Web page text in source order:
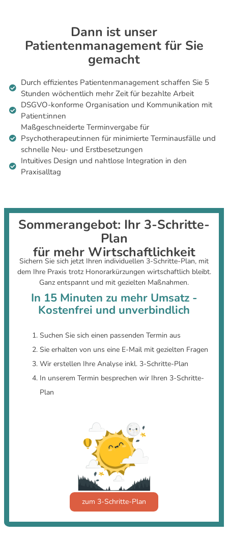
Dann ist unser
Patientenmanagement für Sie
gemacht
Durch effizientes Patientenmanagement schaffen Sie 5
Stunden wöchentlich mehr Zeit für bezahlte Arbeit
DSGVO-konforme Organisation und Kommunikation mit
Patient:innen
Maßgeschneiderte Terminvergabe für
Psychotherapeut:innen für minimierte Terminausfälle und
schnelle Neu- und Erstbesetzungen
Intuitives Design und nahtlose Integration in den
Praxisalltag
Sommerangebot: Ihr 3-Schritte-
Plan
für mehr Wirtschaftlichkeit
Sichern Sie sich jetzt Ihren individuellen 3-Schritte-Plan, mit
dem Ihre Praxis trotz Honorarkürzungen wirtschaftlich bleibt.
Ganz entspannt und mit gezielten Maßnahmen.
In 15 Minuten zu mehr Umsatz -
Kostenfrei und unverbindlich
Suchen Sie sich einen passenden Termin aus
Sie erhalten von uns eine E-Mail mit gezielten Fragen
Wir erstellen Ihre Analyse inkl. 3-Schritte-Plan
In unserem Termin besprechen wir Ihren 3-Schritte-
Plan
zum 3-Schritte-Plan